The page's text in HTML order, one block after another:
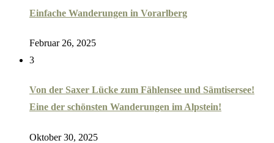
Einfache Wanderungen in Vorarlberg
Februar 26, 2025
3
Von der Saxer Lücke zum Fählensee und Sämtisersee!
Eine der schönsten Wanderungen im Alpstein!
Oktober 30, 2025